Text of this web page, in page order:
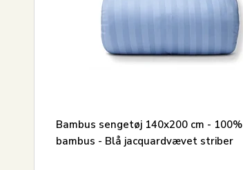
Bambus sengetøj 140x200 cm - 100%
bambus - Blå jacquardvævet striber